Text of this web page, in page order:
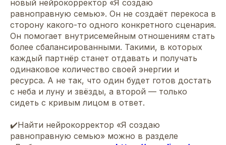
новый нейрокорректор «Я создаю
равноправную семью». Он не создаёт перекоса в
сторону какого-то одного конкретного сценария.
Он помогает внутрисемейным отношениям стать
более сбалансированными. Такими, в которых
каждый партнёр станет отдавать и получать
одинаковое количество своей энергии и
ресурса. А не так, что один будет готов достать
с неба и луну и звёзды, а второй — только
сидеть с кривым лицом в ответ.
✔️Найти нейрокорректор «Я создаю
равноправную семью» можно в разделе